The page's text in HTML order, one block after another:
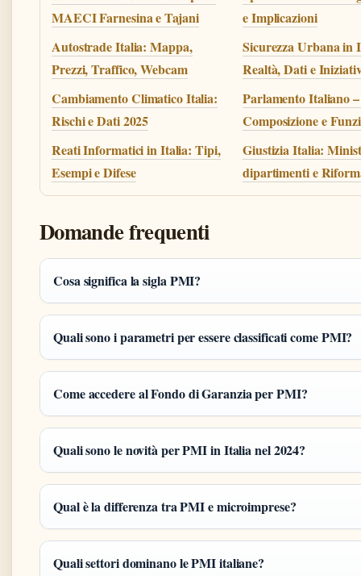
MAECI Farnesina e Tajani
e Implicazioni
Autostrade Italia: Mappa,
Prezzi, Traffico, Webcam
Sicurezza Urbana in
Realtà, Dati e
Cambiamento Climatico Italia:
Rischi e Dati 2025
Parlamento Italiano
Composizione e
Reati Informatici in Italia: Tipi,
Esempi e Difese
Giustizia Italia:
dipartimenti e
Domande frequenti
Cosa significa la sigla PMI?
Quali sono i parametri per essere classificati come PMI?
Come accedere al Fondo di Garanzia per PMI?
Quali sono le novità per PMI in Italia nel 2024?
Qual è la differenza tra PMI e microimprese?
Quali settori dominano le PMI italiane?